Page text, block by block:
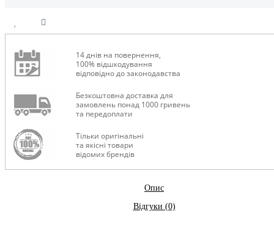
14 днів на повернення,
100% відшкодування
відповідно до законодавства
Безкоштовна доставка для
замовлень понад 1000 гривень
та передоплати
Тільки оригінальні
та якісні товари
відомих брендів
Опис
Відгуки (0)